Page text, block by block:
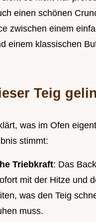
einen schönen
zwischen einem
einem klassischen
Teig
was im Ofen
stimmt:
Triebkraft: Das
mit der Hitze und
was den Teig
muss.